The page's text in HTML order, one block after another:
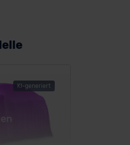
KI-generiert